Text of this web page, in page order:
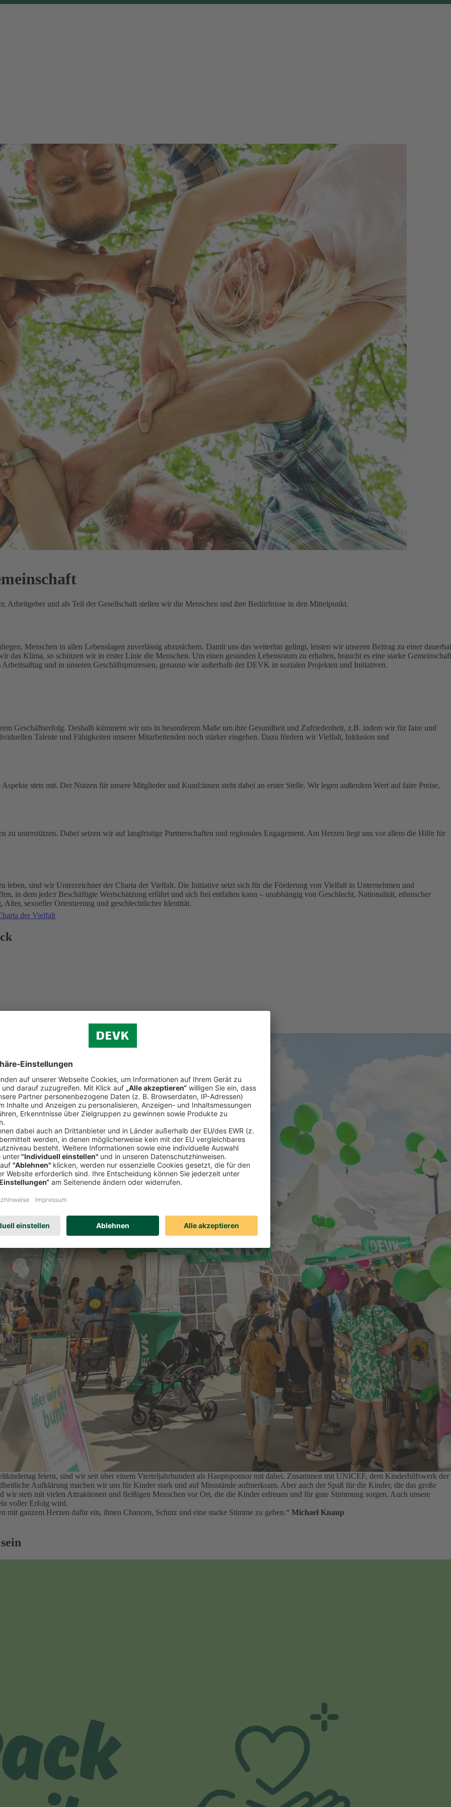
Arbeitgeber und als Teil der Gesellschaft stellen wir die Menschen und ihre Bedürfnisse in den Mittelpunkt.
Menschen in allen Lebenslagen zuverlässig abzusichern. Damit uns das weiterhin gelingt, leisten wir unseren Beitrag zu einer
das Klima, so schützen wir in erster Linie die Menschen. Um einen gesunden Lebensraum zu erhalten, braucht es eine starke
und in unseren Geschäftsprozessen, genauso wie außerhalb der DEVK in sozialen Projekten und Initiativen.
Geschäftserfolg. Deshalb kümmern wir uns in besonderem Maße um ihre Gesundheit und Zufriedenheit, z.B. indem wir für faire und
Talente und Fähigkeiten unserer Mitarbeitenden noch stärker eingehen. Dazu fördern wir Vielfalt, Inklusion und
stets mit. Der Nutzen für unsere Mitglieder und Kund:innen steht dabei an erster Stelle. Wir legen außerdem Wert auf faire Preise,
zu unterstützen. Dabei setzen wir auf langfristige Partnerschaften und regionales Engagement. Am Herzen liegt uns vor allem die Hilfe für
leben, sind wir Unterzeichner der Charta der Vielfalt. Die Initiative setzt sich für die Förderung von Vielfalt in Unternehmen und
in dem jede:r Beschäftigte Wertschätzung erfährt und sich frei entfalten kann – unabhängig von Geschlecht, Nationalität, ethnischer
sexueller Orientierung und geschlechtlicher Identität.
der Vielfalt
Weltkindertag
feiern, sind wir seit über einem Vierteljahrhundert als Hauptsponsor mit dabei. Zusammen mit UNICEF, dem Kinderhilfswerk der
Aufklärung machen wir uns für Kinder stark und auf Missstände aufmerksam. Aber auch der Spaß für die Kinder, die das große
wir stets mit vielen Attraktionen und fleißigen Menschen vor Ort, die die Kinder erfreuen und für gute Stimmung sorgen. Auch unsere
voller Erfolg wird.
mit ganzem Herzen dafür ein, ihnen Chancen, Schutz und eine starke Stimme zu geben.“ Michael Knaup